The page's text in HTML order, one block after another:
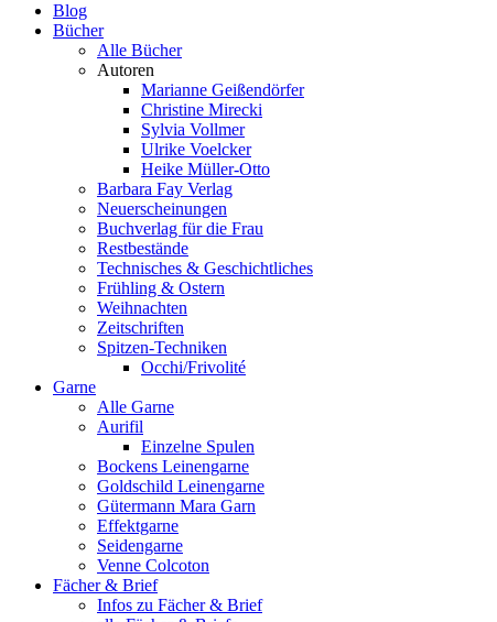
Blog
Bücher
Alle Bücher
Autoren
Marianne Geißendörfer
Christine Mirecki
Sylvia Vollmer
Ulrike Voelcker
Heike Müller-Otto
Barbara Fay Verlag
Neuerscheinungen
Buchverlag für die Frau
Restbestände
Technisches & Geschichtliches
Frühling & Ostern
Weihnachten
Zeitschriften
Spitzen-Techniken
Occhi/Frivolité
Garne
Alle Garne
Aurifil
Einzelne Spulen
Bockens Leinengarne
Goldschild Leinengarne
Gütermann Mara Garn
Effektgarne
Seidengarne
Venne Colcoton
Fächer & Brief
Infos zu Fächer & Brief